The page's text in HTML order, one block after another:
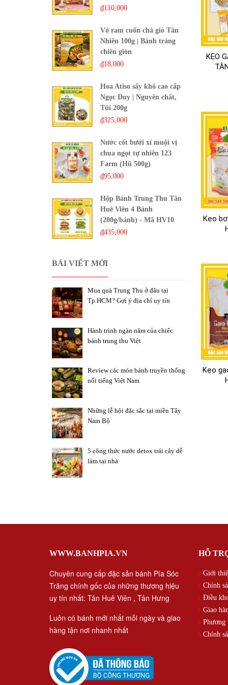
₫110,000
Vỏ ram cuốn chả giò Tân
Nhiên 100g | Bánh tráng
chiên giòn
₫18,000
Hoa Atiso sấy khô cao cấp
Ngọc Duy | Nguyên chất,
Túi 200g
₫325,000
Nước cốt bưởi xí muội vị
chua ngọt tự nhiên 123
Farm (Hũ 500g)
₫95,000
Hộp Bánh Trung Thu Tân
Huê Viên 4 Bánh
(200g/bánh) - Mã HV10
₫435,000
BÁI VIẾT MỚI
Mua quà Trung Thu ở đâu tại
Tp.HCM? Gợi ý địa chỉ uy tín
Hành trình ngàn năm của chiếc
bánh trung thu Việt
Review các món bánh truyền thống
nổi tiếng Việt Nam
Những lễ hội đặc sắc tại miền Tây
Nam Bộ
5 công thức nước detox trái cây dễ
làm tại nhà
Ăn
Tất
xơ
Mặt
Ngoài
thời,
Vị
Kẹo
sa.
loại
Kẹo
Kẹo
hợp
Hạt
nhóm
bạn vì
Kẹo
Đóng
Kẹo
Kẹo
KẸO
Kẹo
Kẹo
WWW.BANHPIA.VN
Chuyên cung cấp đặc sản bánh Pía Sóc
Trăng chính gốc của những thương hiệu
uy tín nhất: Tân Huê Viên , Tân Hưng
Luôn có bánh mới nhất mỗi ngày và giao
hàng tận nơi nhanh nhất
HỖ
Giới
Chính
Điều
Giao
Phương
Chính